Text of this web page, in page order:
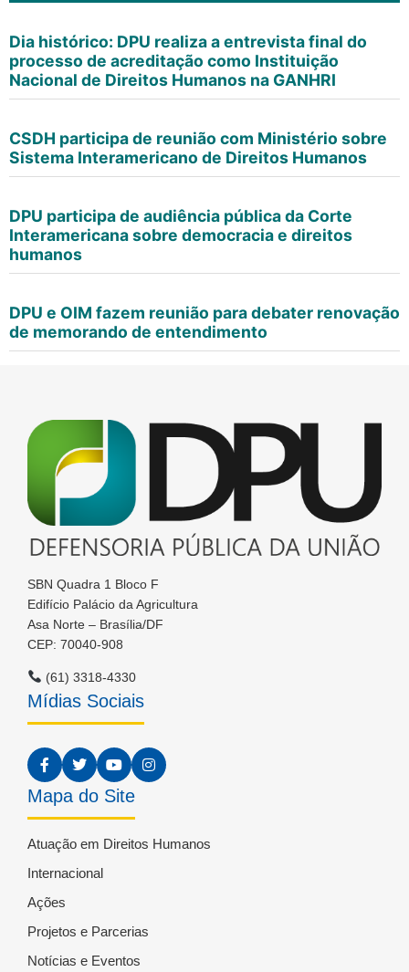
Dia histórico: DPU realiza a entrevista final do
processo de acreditação como Instituição
Nacional de Direitos Humanos na GANHRI
CSDH participa de reunião com Ministério sobre
Sistema Interamericano de Direitos Humanos
DPU participa de audiência pública da Corte
Interamericana sobre democracia e direitos
humanos
DPU e OIM fazem reunião para debater renovação
de memorando de entendimento
SBN Quadra 1 Bloco F
Edifício Palácio da Agricultura
Asa Norte – Brasília/DF
CEP: 70040-908
(61) 3318-4330
Mídias Sociais
Mapa do Site
Atuação em Direitos Humanos
Internacional
Ações
Projetos e Parcerias
Notícias e Eventos